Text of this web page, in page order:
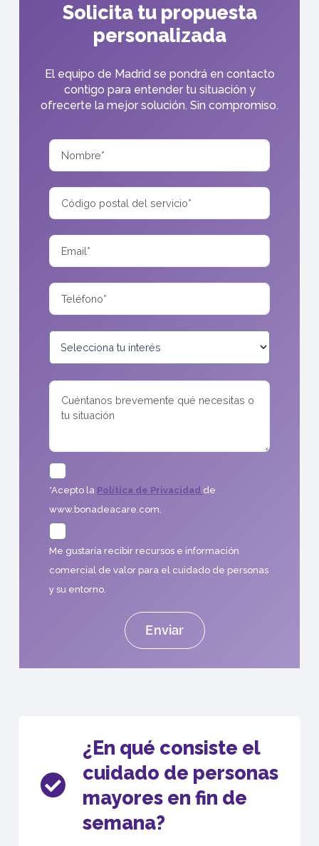
Solicita tu propuesta
personalizada
El equipo de Madrid se pondrá en contacto
contigo para entender tu situación y
ofrecerte la mejor solución. Sin compromiso.
*Acepto la Política de Privacidad de
www.bonadeacare.com.
Me gustaría recibir recursos e información
comercial de valor para el cuidado de personas
y su entorno.
¿En qué consiste el
cuidado de personas
mayores en fin de
semana?